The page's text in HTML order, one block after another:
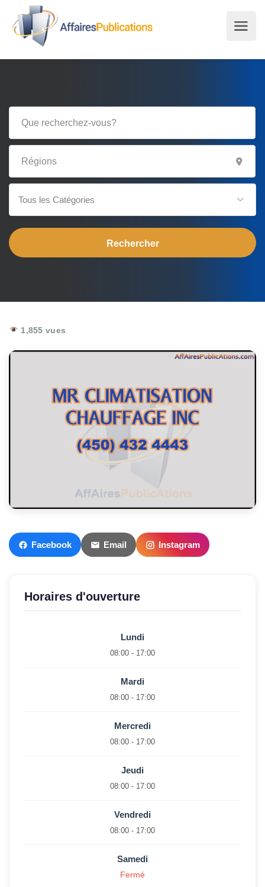
Tous les Catégories
1,855 vues
Facebook Email Instagram
Horaires d'ouverture
Lundi
08:00 - 17:00
Mardi
08:00 - 17:00
Mercredi
08:00 - 17:00
Jeudi
08:00 - 17:00
Vendredi
08:00 - 17:00
Samedi
Fermé